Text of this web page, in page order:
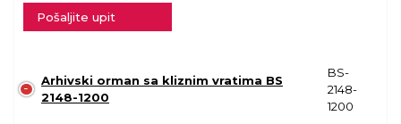
Pošaljite upit
Arhivski orman sa kliznim vratima BS
2148-1200
BS-
2148-
1200